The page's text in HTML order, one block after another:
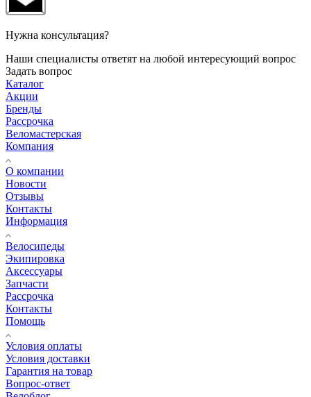
Нужна консультация?
Наши специалисты ответят на любой интересующий вопрос
Задать вопрос
Каталог
Акции
Бренды
Рассрочка
Веломастерская
Компания
О компании
Новости
Отзывы
Контакты
Информация
Велосипеды
Экипировка
Аксессуары
Запчасти
Рассрочка
Контакты
Помощь
Условия оплаты
Условия доставки
Гарантия на товар
Вопрос-ответ